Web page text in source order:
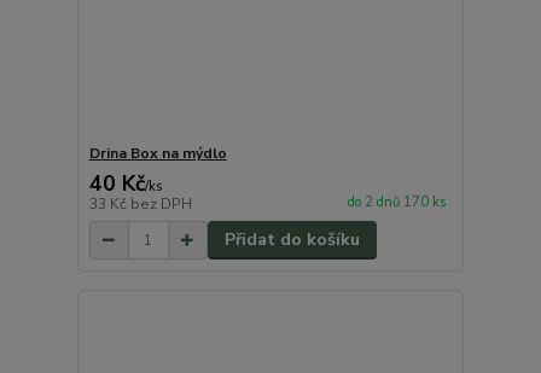
Drina Box na mýdlo
40 Kč/ks
33 Kč bez DPH do 2 dnů 170 ks
Přidat do košíku